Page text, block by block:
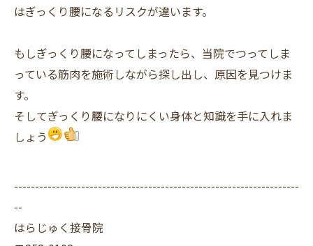
はぎっくり腰になるリスクが違います。
もしぎっくり腰になってしまったら、当院でつってしま
っている筋肉を施術しながら探し出し、原因を見つけま
す。
そしてぎっくり腰になりにくい身体と知識を手に入れま
しょう
--------------------------------------------------------------------
--
はらじゅく接骨院